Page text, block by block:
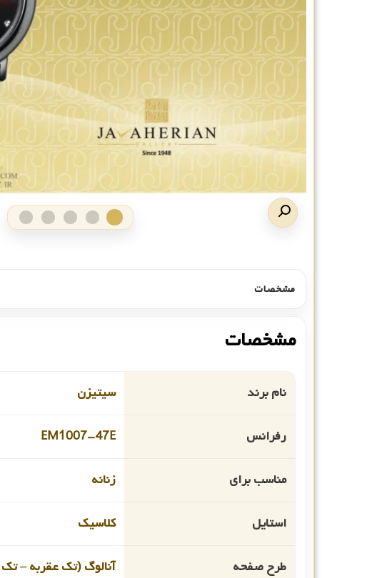
مشخصات
مشخصات
نام برند سیتیزن
رفرانس EM1007-47E
مناسب برای زنانه
استایل کلاسیک
طرح صفحه آنالوگ (تک عقربه – تک